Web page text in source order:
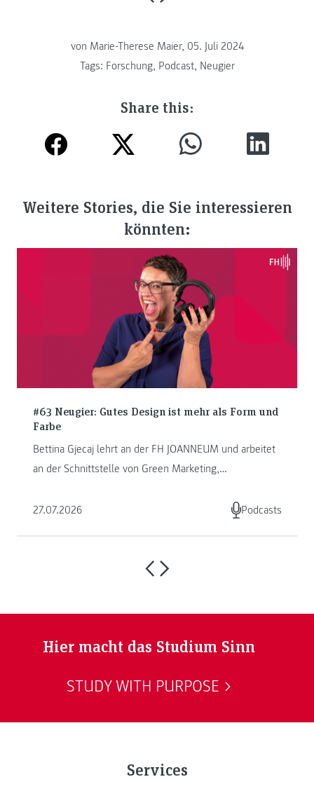
von Marie-Therese Maier, 05. Juli 2024
Tags: Forschung, Podcast, Neugier
Share this:
Weitere Stories, die Sie interessieren
könnten:
#63 Neugier: Gutes Design ist mehr als Form und
Farbe
Bettina Gjecaj lehrt an der FH JOANNEUM und arbeitet
an der Schnittstelle von Green Marketing,
27.07.2026
Podcasts
Hier macht das Studium Sinn
STUDY WITH PURPOSE
Services